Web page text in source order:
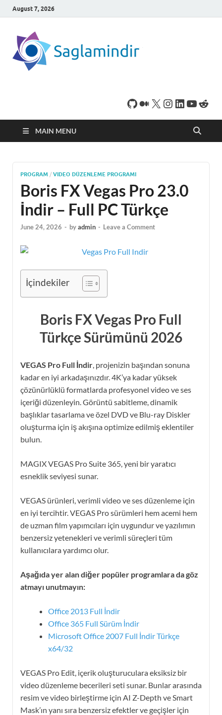
August 7, 2026
indirebileceğiniz sade
bir indirme sitesidir.
MAIN MENU
PROGRAM / VIDEO DÜZENLEME PROGRAMI
Boris FX Vegas Pro 23.0
İndir – Full PC Türkçe
June 24, 2026 - byadmin - Leave a Comment
İçindekiler
Boris FX Vegas Pro Full
Türkçe Sürümünü 2026
VEGAS Pro Full İndir , projenizin başından sonuna
kadar en iyi arkadaşınızdır. 4K’ya kadar yüksek
çözünürlüklü formatlarda profesyonel video ve ses
içeriği düzenleyin. Görüntü sabitleme, dinamik
başlıklar tasarlama ve özel DVD ve Blu-ray Diskler
oluşturma için iş akışına optimize edilmiş eklentiler
bulun.
MAGIX VEGAS Pro Suite 365, yeni bir yaratıcı
esneklik seviyesi sunar.
VEGAS ürünleri, verimli video ve ses düzenleme için
en iyi tercihtir. VEGAS Pro sürümleri hem acemi hem
de uzman film yapımcıları için uygundur ve yazılımın
benzersiz yetenekleri ve verimli süreçleri tüm
kullanıcılara yardımcı olur.
Aşağıda yer alan diğer popüler programlara da göz
atmayı unutmayın:
Office 2013 Full İndir
Office 365 Full Sürüm İndir
Microsoft Office 2007 Full İndir Türkçe
x64/32
VEGAS Pro Edit, içerik oluşturuculara eksiksiz bir
video düzenleme becerileri seti sunar. Bunlar arasında
resim ve video birleştirme için AI Z-Depth ve Smart
Mask’ın yanı sıra benzersiz efektler ve geçişler için